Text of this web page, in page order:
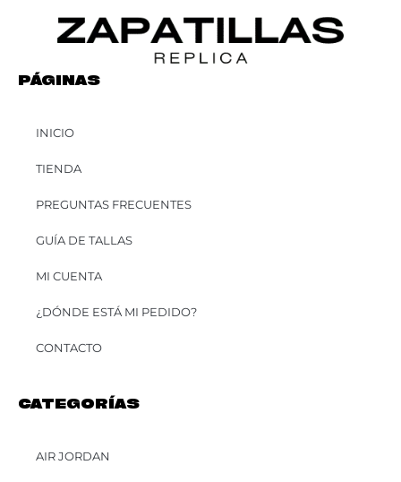
PÁGINAS
INICIO
TIENDA
PREGUNTAS FRECUENTES
GUÍA DE TALLAS
MI CUENTA
¿DÓNDE ESTÁ MI PEDIDO?
CONTACTO
CATEGORÍAS
AIR JORDAN